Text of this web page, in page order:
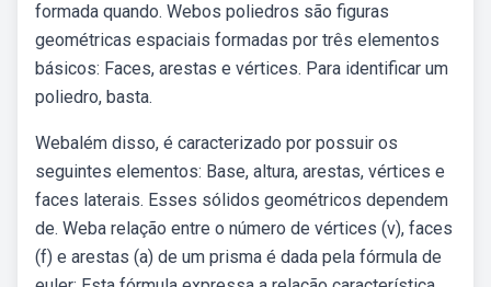
formada quando. Webos poliedros são figuras
geométricas espaciais formadas por três elementos
básicos: Faces, arestas e vértices. Para identificar um
poliedro, basta.
Webalém disso, é caracterizado por possuir os
seguintes elementos: Base, altura, arestas, vértices e
faces laterais. Esses sólidos geométricos dependem
de. Weba relação entre o número de vértices (v), faces
(f) e arestas (a) de um prisma é dada pela fórmula de